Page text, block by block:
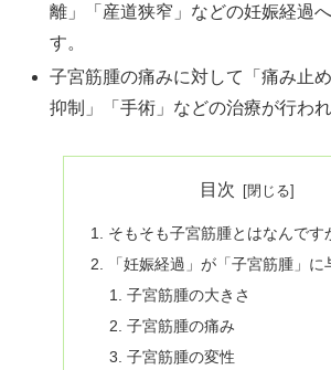
離」「産道狭窄」などの妊娠経過
す。
子宮筋腫の痛みに対して「痛み止
抑制」「手術」などの治療が行われ
目次
そもそも子宮筋腫とはなんです
「妊娠経過」が「子宮筋腫」に
子宮筋腫の大きさ
子宮筋腫の痛み
子宮筋腫の変性